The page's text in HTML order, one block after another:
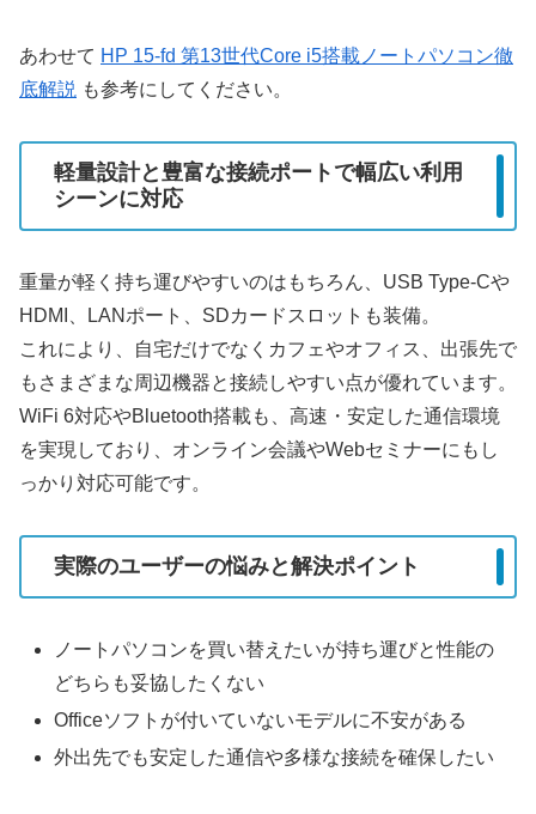
あわせて HP 15-fd 第13世代Core i5搭載ノートパソコン徹
底解説 も参考にしてください。
軽量設計と豊富な接続ポートで幅広い利用
シーンに対応
重量が軽く持ち運びやすいのはもちろん、USB Type-Cや
HDMI、LANポート、SDカードスロットも装備。
これにより、自宅だけでなくカフェやオフィス、出張先で
もさまざまな周辺機器と接続しやすい点が優れています。
WiFi 6対応やBluetooth搭載も、高速・安定した通信環境
を実現しており、オンライン会議やWebセミナーにもし
っかり対応可能です。
実際のユーザーの悩みと解決ポイント
ノートパソコンを買い替えたいが持ち運びと性能の
どちらも妥協したくない
Officeソフトが付いていないモデルに不安がある
外出先でも安定した通信や多様な接続を確保したい